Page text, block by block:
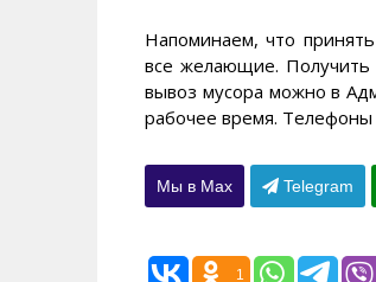
Напоминаем, что
все желающие. Получить
вывоз мусора можно в
рабочее время. Телефоны
Мы в Max Telegram
1